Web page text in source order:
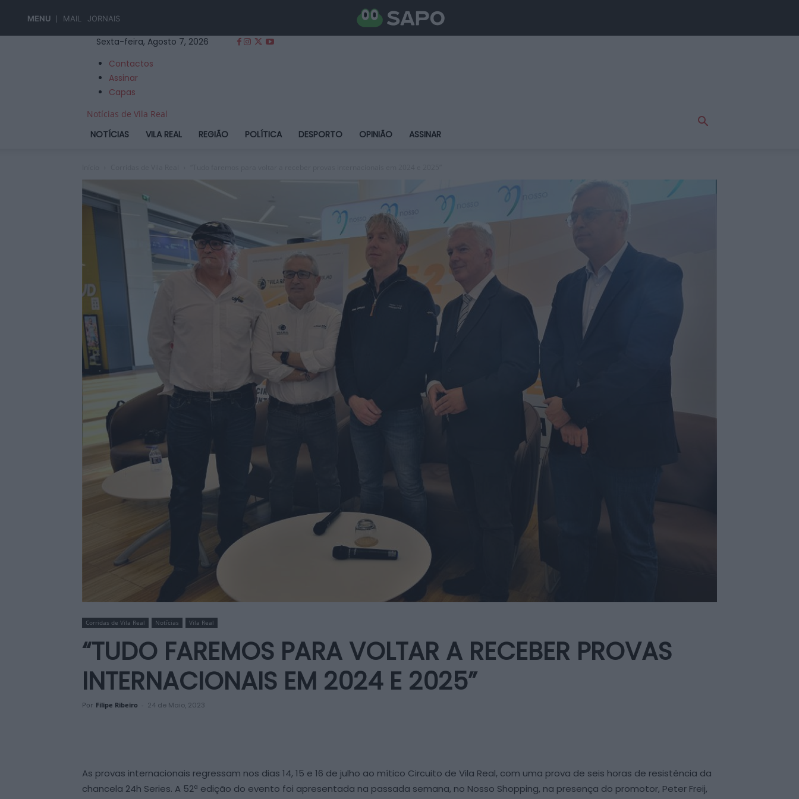
MENU MAIL JORNAIS
Sexta-feira, Agosto 7, 2026
Contactos
Assinar
Capas
Notícias de Vila Real
NOTÍCIAS VILA REAL REGIÃO POLÍTICA DESPORTO OPINIÃO ASSINAR
Corridas de Vila Real Notícias Vila Real
“TUDO FAREMOS PARA VOLTAR A RECEBER PROVAS
INTERNACIONAIS EM 2024 E 2025”
Por Filipe Ribeiro - 24 de Maio, 2023
As provas internacionais regressam nos dias 14, 15 e 16 de julho ao mítico Circuito de Vila Real, com uma prova de seis horas de resistência da
chancela 24h Series. A 52ª edição do evento foi apresentada na passada semana, no Nosso Shopping, na presença do promotor, Peter Freij,